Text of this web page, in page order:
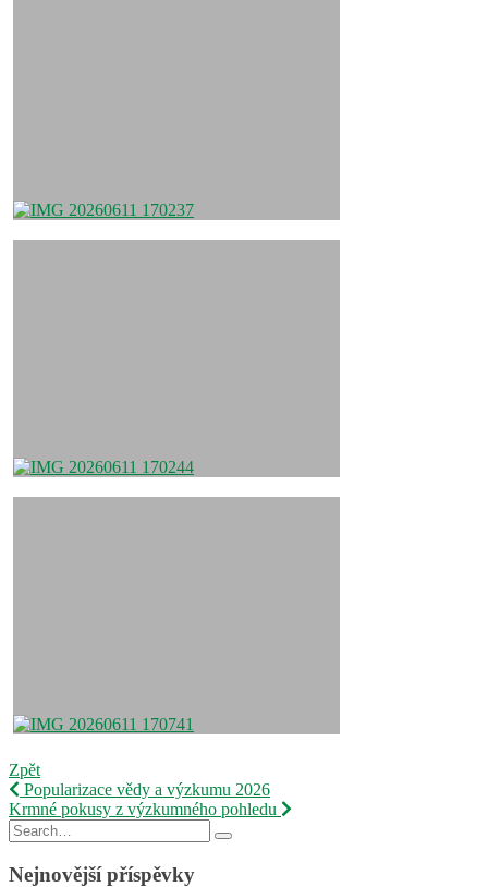
Zpět
Navigace
pro
příspěvek
Popularizace vědy a výzkumu 2026
Krmné pokusy z výzkumného pohledu
Search
for:
Nejnovější příspěvky